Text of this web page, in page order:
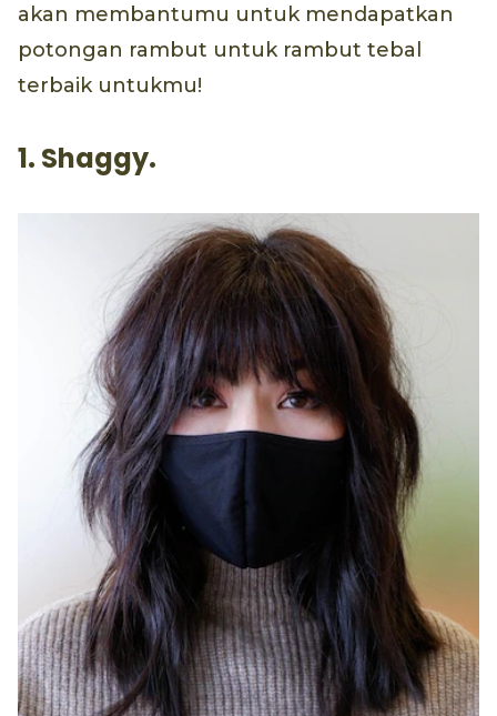
akan membantumu untuk mendapatkan
potongan rambut untuk rambut tebal
terbaik untukmu!
1. Shaggy.